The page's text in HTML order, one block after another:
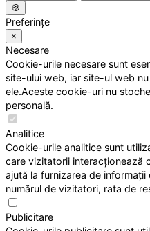
🍪
Preferințe
×
Necesare
Cookie-urile necesare sunt
site-ului web, iar site-ul web
ele.Aceste cookie-uri nu
personală.
Analitice
Cookie-urile analitice sunt
care vizitatorii interacționează
ajută la furnizarea de
numărul de vizitatori, rata de
Publicitare